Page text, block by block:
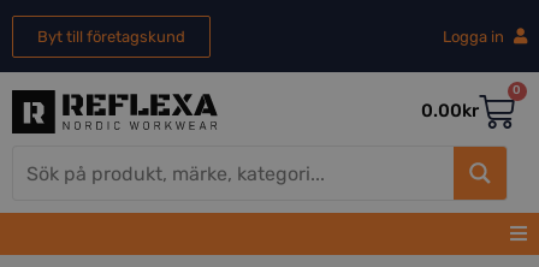
Byt till företagskund Logga in
0.00kr
0